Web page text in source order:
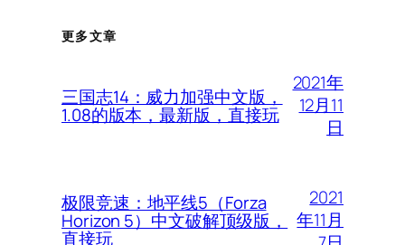
更多文章
三国志14：威力加强中文版，
1.08的版本，最新版，直接玩
2021年
12月11
日
极限竞速：地平线5（Forza
Horizon 5）中文破解顶级版，
直接玩
2021
年11月